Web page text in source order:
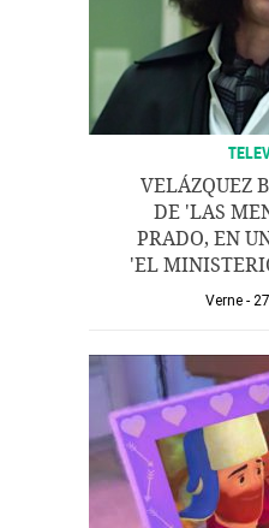
VELÁZQUEZ
DE 'LAS
PRADO, EN
'EL
Verne